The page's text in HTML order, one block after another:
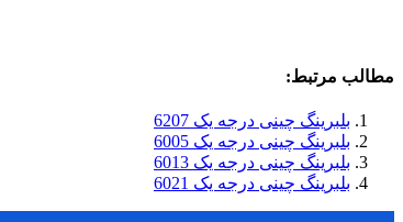
مطالب مرتبط:
بلبرینگ چینی درجه یک 6207
بلبرینگ چینی درجه یک 6005
بلبرینگ چینی درجه یک 6013
بلبرینگ چینی درجه یک 6021